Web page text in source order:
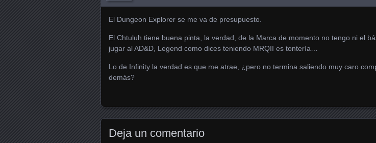
El Dungeon Explorer se me va de presupuesto.
El Chtuluh tiene buena pinta, la verdad, de la Marca de momento no tengo ni el
jugar al AD&D, Legend como dices teniendo MRQII es tontería…
Lo de Infinity la verdad es que me atrae, ¿pero no termina saliendo muy caro
demás?
Deja un comentario